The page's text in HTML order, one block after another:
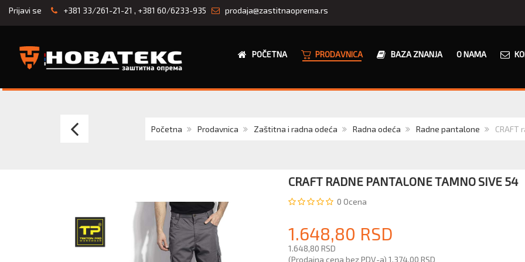
Prijavi se +381 33/261-21-21 , +381 60/6233-935 prodaja@zastitnaoprema.rs
POČETNA PRODAVNICA BAZA ZNANJA O NAMA
Početna Prodavnica Zaštitna i radna odeća Radna odeća Radne pantalone CRAFT
EXPLODE
PANTS
unisex
CRAFT RADNE PANTALONE TAMNO SIVE 54
0 Ocena
1.648,80 RSD
1.648,80 RSD
(Prodajna cena bez PDV-a) 1.374,00 RSD